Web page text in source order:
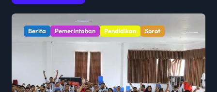
Berita Pendidikan Sorot